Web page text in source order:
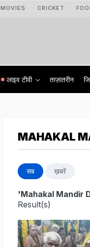
MOVIES CRICKET
लाइव टीवी ताज़ातरीन
MAHAKAL
सब ख़बरें
'Mahakal Mandir
Result(s)